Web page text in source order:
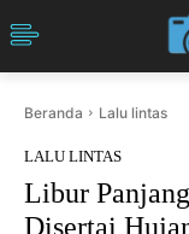
Beranda Lalu lintas
LALU LINTAS
Libur
Disertai